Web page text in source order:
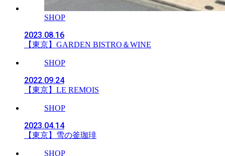
SHOP
2023.08.16
【東京】GARDEN BISTRO＆WINE
SHOP
2022.09.24
【東京】LE REMOIS
SHOP
2023.04.14
【東京】雪の釜珈琲
SHOP